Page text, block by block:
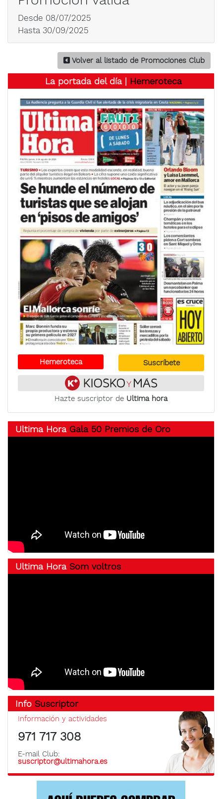
Desde 08/07/2025
Hasta 30/09/2025
Volver al listado de Promociones Club
La portada del día | Hemeroteca
Hemeroteca Suscríbete
Hazte suscriptor de Ultima hora
Ultima Hora Gala 50 Premios de Oro
Ultima Hora Som voltros
Info Suscriptor
Información y actividades
971 717 308
E-mail Club:
suscriptor@ultimahora.es